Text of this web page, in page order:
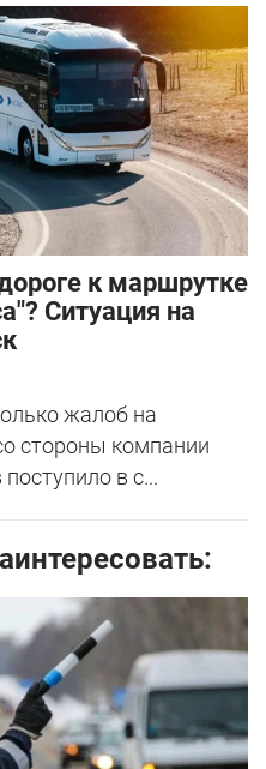
к маршрутке
Ситуация на
жалоб на
стороны компании
в с...